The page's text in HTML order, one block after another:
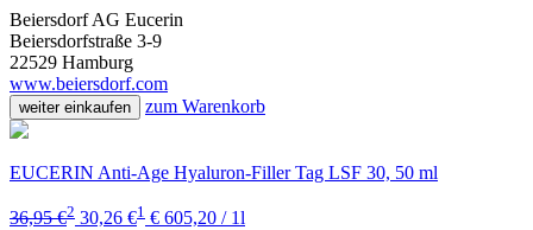
Beiersdorf AG Eucerin
Beiersdorfstraße 3-9
22529 Hamburg
www.beiersdorf.com
weiter einkaufen zum Warenkorb
EUCERIN Anti-Age Hyaluron-Filler Tag LSF 30, 50 ml
36,95 €2 30,26 €1 € 605,20 / 1l